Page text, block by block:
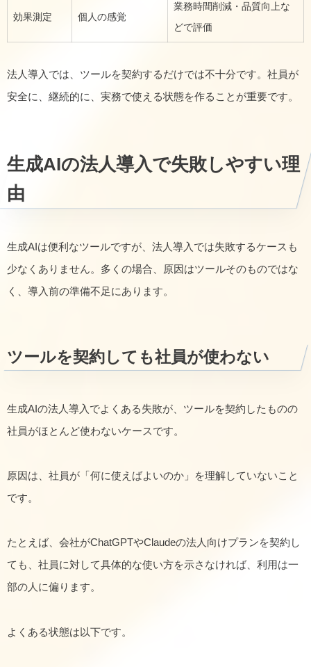
効果測定 個人の感覚
業務時間削減・品質向上な
どで評価
法人導入では、ツールを契約するだけでは不十分です。社員が
安全に、継続的に、実務で使える状態を作ることが重要です。
生成AIの法人導入で失敗しやすい理
由
生成AIは便利なツールですが、法人導入では失敗するケースも
少なくありません。多くの場合、原因はツールそのものではな
く、導入前の準備不足にあります。
ツールを契約しても社員が使わない
生成AIの法人導入でよくある失敗が、ツールを契約したものの
社員がほとんど使わないケースです。
原因は、社員が「何に使えばよいのか」を理解していないこと
です。
たとえば、会社がChatGPTやClaudeの法人向けプランを契約し
ても、社員に対して具体的な使い方を示さなければ、利用は一
部の人に偏ります。
よくある状態は以下です。